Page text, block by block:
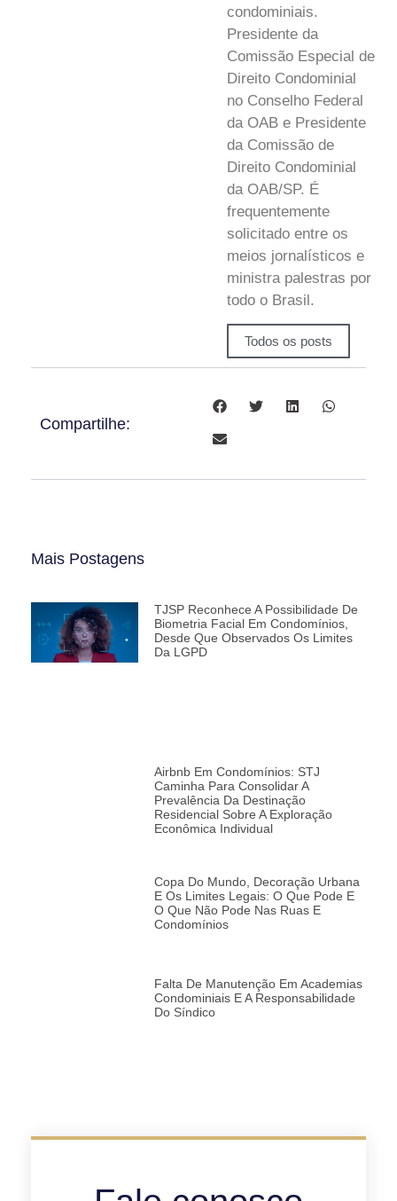
condominiais.
Presidente da
Comissão Especial de
Direito Condominial
no Conselho Federal
da OAB e Presidente
da Comissão de
Direito Condominial
da OAB/SP. É
frequentemente
solicitado entre os
meios jornalísticos e
ministra palestras por
todo o Brasil.
Todos os posts
Compartilhe:
Mais Postagens
TJSP Reconhece A Possibilidade De
Biometria Facial Em Condomínios,
Desde Que Observados Os Limites
Da LGPD
Airbnb Em Condomínios: STJ
Caminha Para Consolidar A
Prevalência Da Destinação
Residencial Sobre A Exploração
Econômica Individual
Copa Do Mundo, Decoração Urbana
E Os Limites Legais: O Que Pode E
O Que Não Pode Nas Ruas E
Condomínios
Falta De Manutenção Em Academias
Condominiais E A Responsabilidade
Do Síndico